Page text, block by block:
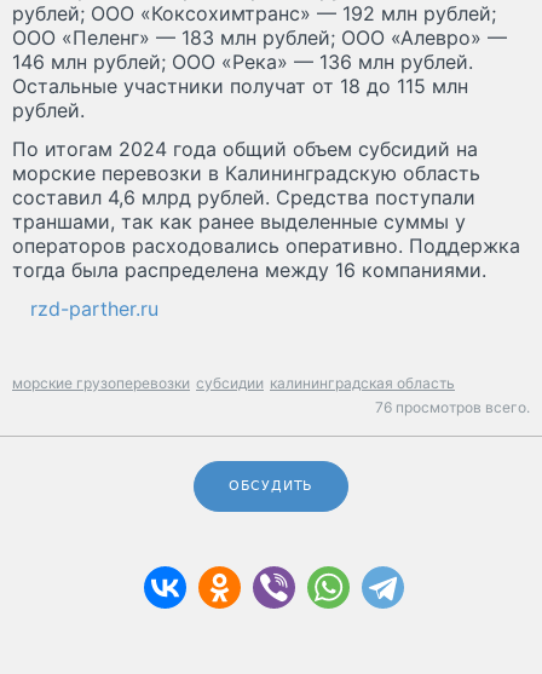
рублей; ООО «Коксохимтранс» — 192 млн рублей;
ООО «Пеленг» — 183 млн рублей; ООО «Алевро» —
146 млн рублей; ООО «Река» — 136 млн рублей.
Остальные участники получат от 18 до 115 млн
рублей.
По итогам 2024 года общий объем субсидий на
морские перевозки в Калининградскую область
составил 4,6 млрд рублей. Средства поступали
траншами, так как ранее выделенные суммы у
операторов расходовались оперативно. Поддержка
тогда была распределена между 16 компаниями.
rzd-parther.ru
морские грузоперевозки субсидии калининградская область
76 просмотров всего.
ОБСУДИТЬ